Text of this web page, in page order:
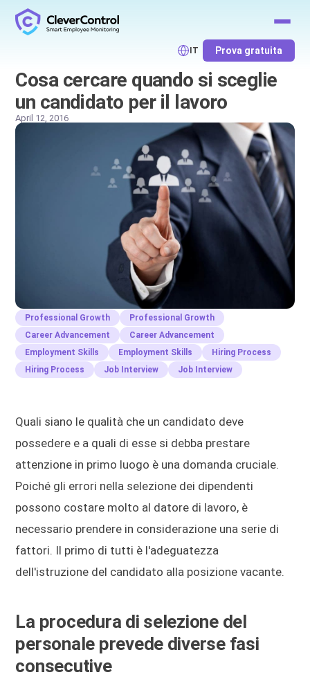
IT Prova gratuita
Cosa cercare quando si sceglie
un candidato per il lavoro
April 12, 2016
Professional Growth
Professional Growth
Career Advancement
Career Advancement
Employment Skills
Employment Skills
Hiring Process
Hiring Process
Job Interview Job Interview
Quali siano le qualità che un candidato deve
possedere e a quali di esse si debba prestare
attenzione in primo luogo è una domanda cruciale.
Poiché gli errori nella selezione dei dipendenti
possono costare molto al datore di lavoro, è
necessario prendere in considerazione una serie di
fattori. Il primo di tutti è l'adeguatezza
dell'istruzione del candidato alla posizione vacante.
La procedura di selezione del
personale prevede diverse fasi
consecutive